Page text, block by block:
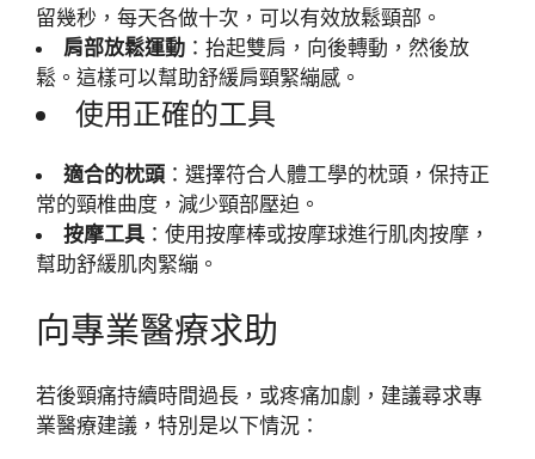
留幾秒，每天各做十次，可以有效放鬆頸部。
肩部放鬆運動 ：抬起雙肩，向後轉動，然後放
鬆。這樣可以幫助舒緩肩頸緊繃感。
使用正確的工具
適合的枕頭 ：選擇符合人體工學的枕頭，保持正
常的頸椎曲度，減少頸部壓迫。
按摩工具 ：使用按摩棒或按摩球進行肌肉按摩，
幫助舒緩肌肉緊繃。
向專業醫療求助
若後頸痛持續時間過長，或疼痛加劇，建議尋求專
業醫療建議，特別是以下情況：